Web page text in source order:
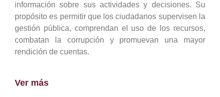
información sobre sus actividades y decisiones. Su
propósito es permitir que los ciudadanos supervisen la
gestión pública, comprendan el uso de los recursos,
combatan la corrupción y promuevan una mayor
rendición de cuentas.
Ver más